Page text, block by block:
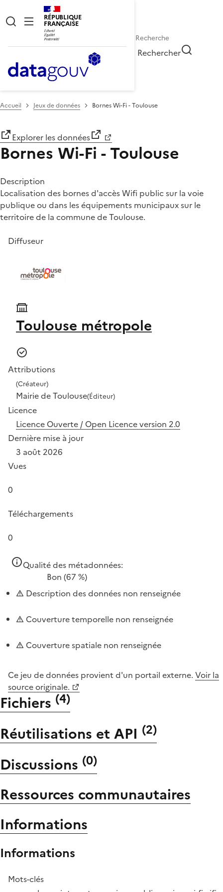
RÉPUBLIQUE
FRANÇAISE
Rechercher
Accueil Jeux de données Bornes Wi-Fi - Toulouse
Explorer les données
Bornes Wi-Fi - Toulouse
Description
Localisation des bornes d'accès Wifi public sur la voie
publique ou dans les équipements municipaux sur le
territoire de la commune de Toulouse.
Diffuseur
Toulouse métropole
Attributions
(Créateur)
Mairie de Toulouse(Éditeur)
Licence
Licence Ouverte / Open Licence version 2.0
Dernière mise à jour
3 août 2026
Vues
0
Téléchargements
0
Qualité des métadonnées:
Bon (67 %)
Description des données non renseignée
Couverture temporelle non renseignée
Couverture spatiale non renseignée
Ce jeu de données provient d'un portail externe. Voir la
source originale.
Fichiers (4)
Réutilisations et API (2)
Discussions (0)
Ressources communautaires
Informations
Informations
Mots-clés